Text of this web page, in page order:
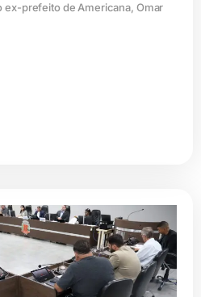
ex-prefeito de Americana, Omar